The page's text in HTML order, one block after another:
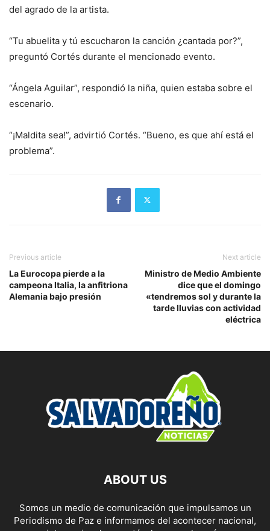
del agrado de la artista.
“Tu abuelita y tú escucharon la canción ¿cantada por?”,
preguntó Cortés durante el mencionado evento.
“Ángela Aguilar”, respondió la niña, quien estaba sobre el
escenario.
“¡Maldita sea!”, advirtió Cortés. “Bueno, es que ahí está el
problema”.
Previous article
La Eurocopa pierde a la
campeona Italia, la anfitriona
Alemania bajo presión
Next article
Ministro de Medio Ambiente
dice que el domingo
«tendremos sol y durante la
tarde lluvias con actividad
eléctrica
ABOUT US
Somos un medio de comunicación que impulsamos un
Periodismo de Paz e informamos del acontecer nacional,